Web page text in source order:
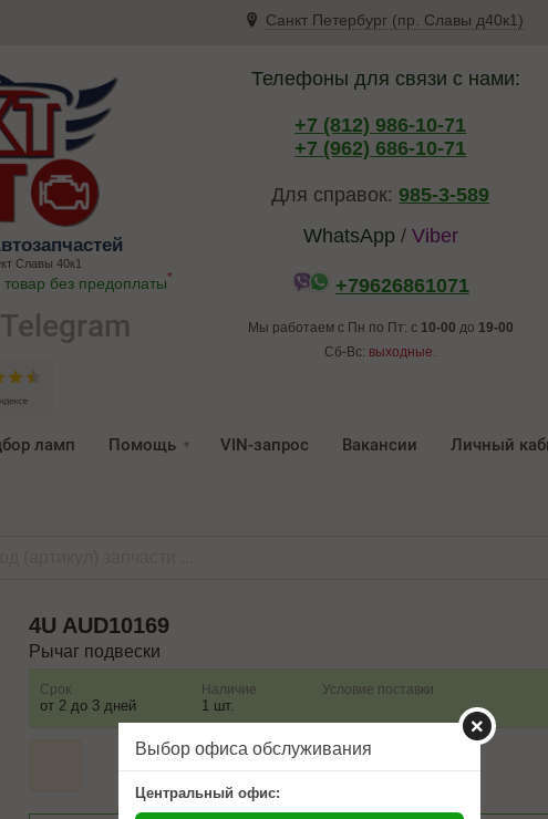
Санкт Петербург (пр. Славы д40к1)
Славы 40к1
товар без предоплаты*
Телефоны для связи с нами:
+7 (812) 986-10-71
+7 (962) 686-10-71
Для справок:985-3-589
WhatsApp / Viber
+79626861071
Мы работаем с Пн по Пт: с 10-00 до 19-00
Сб-Вс: выходные.
ламп Помощь VIN-запрос Вакансии Личный
4U AUD10169
Рычаг подвески
Срок
от 2 до 3 дней
Наличие
1 шт.
Условие поставки
Выбор офиса обслуживания
Центральный офис: